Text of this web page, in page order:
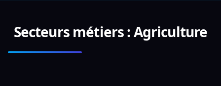
Secteurs métiers : Agriculture